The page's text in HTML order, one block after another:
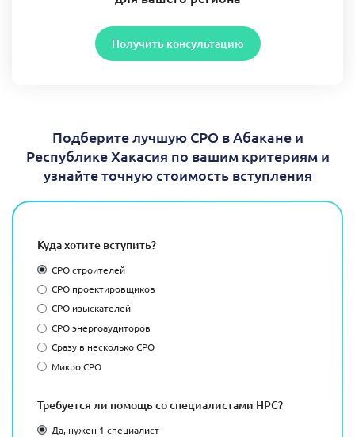
Получить консультацию
Подберите лучшую СРО в Абакане и
Республике Хакасия по вашим критериям и
узнайте точную стоимость вступления
Куда хотите вступить?
СРО строителей
СРО проектировщиков
СРО изыскателей
СРО энергоаудиторов
Сразу в несколько СРО
Микро СРО
Требуется ли помощь со специалистами НРС?
Да, нужен 1 специалист